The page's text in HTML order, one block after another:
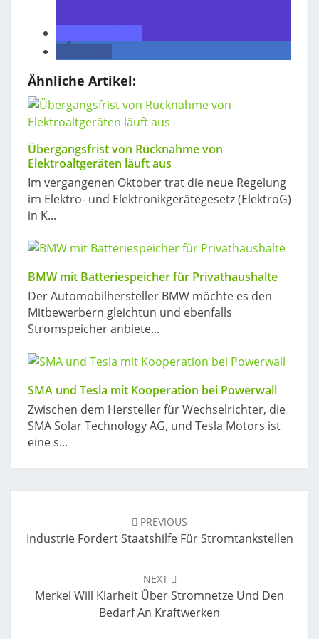
Ähnliche Artikel:
Übergangsfrist von Rücknahme von
Elektroaltgeräten läuft aus
Im vergangenen Oktober trat die neue Regelung
im Elektro- und Elektronikgerätegesetz (ElektroG)
in K...
BMW mit Batteriespeicher für Privathaushalte
Der Automobilhersteller BMW möchte es den
Mitbewerbern gleichtun und ebenfalls
Stromspeicher anbiete...
SMA und Tesla mit Kooperation bei Powerwall
Zwischen dem Hersteller für Wechselrichter, die
SMA Solar Technology AG, und Tesla Motors ist
eine s...
PREVIOUS
Industrie Fordert Staatshilfe Für Stromtankstellen
NEXT
Merkel Will Klarheit Über Stromnetze Und Den
Bedarf An Kraftwerken